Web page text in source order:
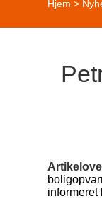
Hjem >
informeret